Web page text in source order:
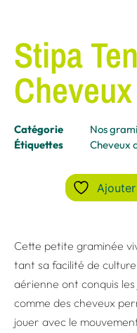
Stipa
Catégorie
Nos
Étiquettes
Cheveux
Ajouter
Cette petite graminée
tant sa facilité de
aérienne ont conquis
comme des cheveux
jouer avec le